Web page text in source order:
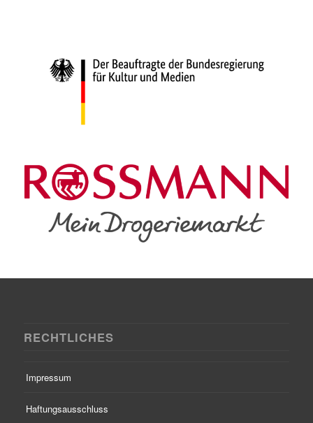
RECHTLICHES
Impressum
Haftungsausschluss